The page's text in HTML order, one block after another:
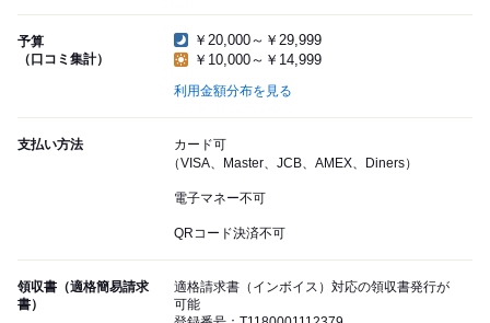
予算
（口コミ集計）
￥20,000～￥29,999
￥10,000～￥14,999
利用金額分布を見る
支払い方法
カード可
（VISA、Master、JCB、AMEX、Diners）
電子マネー不可
QRコード決済不可
領収書（適格簡易請求
書）
適格請求書（インボイス）対応の領収書発行が
可能